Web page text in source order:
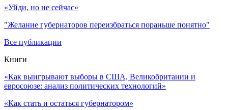
«Уйди, но не сейчас»
"Желание губернаторов переизбраться пораньше понятно"
Все публикации
Книги
«Как выигрывают выборы в США, Великобритании и
евросоюзе: анализ политических технологий»
«Как стать и остаться губернатором»